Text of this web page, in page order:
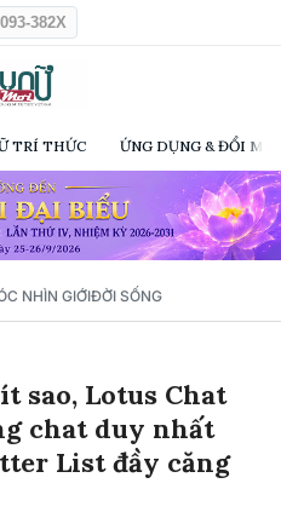
382X
TRÍ THỨC ỨNG DỤNG & ĐỔI
NHÌN GIỚIĐỜI SỐNG
sao, Lotus Chat
chat duy nhất
List đầy căng